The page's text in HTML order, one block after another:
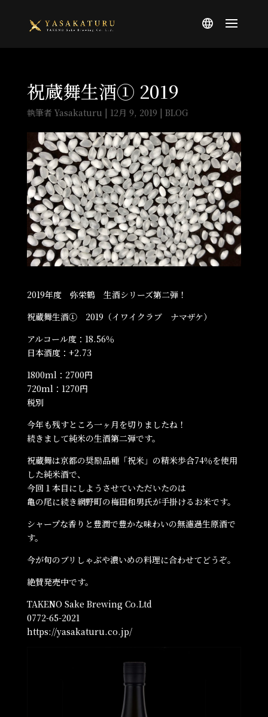
祝蔵舞生酒① 2019
執筆者 Yasakaturu | 12月 9, 2019 | BLOG
2019年度 弥栄鶴 生酒シリーズ第二弾！
祝蔵舞生酒① 2019（イワイクラブ ナマザケ）
アルコール度：18.56％
日本酒度：+2.73
1800ml：2700円
720ml：1270円
税別
今年も残すところ一ヶ月を切りましたね！
続きまして純米の生酒第二弾です。
祝蔵舞は京都の奨励品種「祝米」の精米歩合74％を使用
した純米酒で、
今回１本目にしようさせていただいたのは
亀の尾に続き網野町の梅田和男氏が手掛けるお米です。
シャープな香りと豊潤で豊かな味わいの無濾過生原酒で
す。
今が旬のブリしゃぶや濃いめの料理に合わせてどうぞ。
絶賛発売中です。
TAKENO Sake Brewing Co.Ltd
0772-65-2021
https://yasakaturu.co.jp/